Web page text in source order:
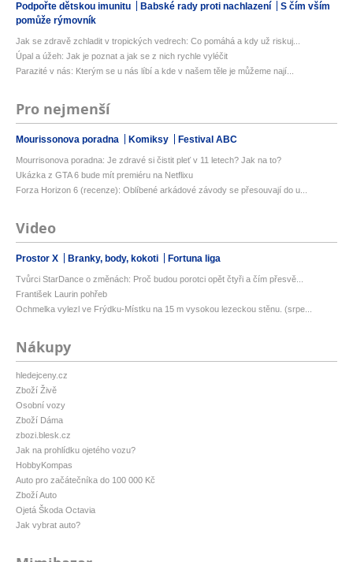
Podpořte dětskou imunitu Babské rady proti nachlazení
S čím vším
pomůže rýmovník
Jak se zdravě zchladit v tropických vedrech: Co pomáhá a kdy už riskuj...
Úpal a úžeh: Jak je poznat a jak se z nich rychle vyléčit
Parazité v nás: Kterým se u nás líbí a kde v našem těle je můžeme nají...
Pro nejmenší
Mourissonova poradna Komiksy Festival ABC
Mourrisonova poradna: Je zdravé si čistit pleť v 11 letech? Jak na to?
Ukázka z GTA 6 bude mít premiéru na Netflixu
Forza Horizon 6 (recenze): Oblíbené arkádové závody se přesouvají do u...
Video
Prostor X Branky, body, kokoti Fortuna liga
Tvůrci StarDance o změnách: Proč budou porotci opět čtyři a čím přesvě...
František Laurin pohřeb
Ochmelka vylezl ve Frýdku-Místku na 15 m vysokou lezeckou stěnu. (srpe...
Nákupy
hledejceny.cz
Zboží Živě
Osobní vozy
Zboží Dáma
zbozi.blesk.cz
Jak na prohlídku ojetého vozu?
HobbyKompas
Auto pro začátečníka do 100 000 Kč
Zboží Auto
Ojetá Škoda Octavia
Jak vybrat auto?